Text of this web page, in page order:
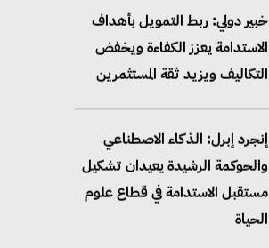
خبير دولي: ربط التمويل بأهداف
الاستدامة يعزز الكفاءة ويخفض
التكاليف ويزيد ثقة المستثمرين
إنجرد إبرل: الذكاء الاصطناعي
والحوكمة الرشيدة يعيدان تشكيل
مستقبل الاستدامة في قطاع علوم
الحياة